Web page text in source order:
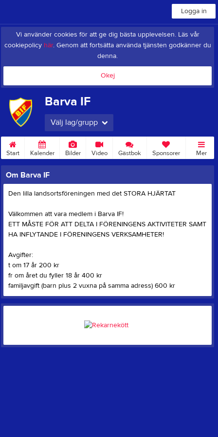
Logga in
Vi använder cookies för att ge dig bästa upplevelsen. Läs vår
cookiepolicy här. Genom att fortsätta använda tjänsten godkänner du
denna.
Okej
Barva IF
Välj lag/grupp
Start Kalender Bilder Video Gästbok Sponsorer Mer
Om Barva IF
Den lilla landsortsföreningen med det STORA HJÄRTAT
Välkommen att vara medlem i Barva IF!
ETT MÅSTE FÖR ATT DELTA I FÖRENINGENS AKTIVITETER SAMT
HA INFLYTANDE I FÖRENINGENS VERKSAMHETER!
Avgifter:
t om 17 år 200 kr
fr om året du fyller 18 år 400 kr
familjavgift (barn plus 2 vuxna på samma adress) 600 kr